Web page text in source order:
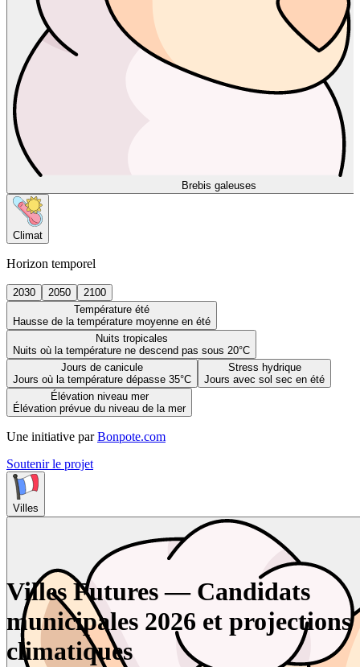
Brebis galeuses
Climat
Horizon temporel
2030 2050
2100
Température été
Hausse de la température moyenne en été
Nuits tropicales
Nuits où la température ne descend pas sous 20°C
Jours de canicule
Jours où la température dépasse 35°C
Stress hydrique
Jours avec sol sec en été
Élévation niveau mer
Élévation prévue du niveau de la mer
Une initiative par Bonpote.com
Soutenir le projet
Villes
Villes Futures — Candidats
municipales 2026 et projections
climatiques